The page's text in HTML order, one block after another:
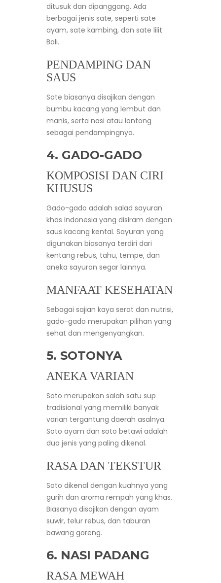
ditusuk dan dipanggang. Ada
berbagai jenis sate, seperti sate
ayam, sate kambing, dan sate lilit
Bali.
PENDAMPING DAN
SAUS
Sate biasanya disajikan dengan
bumbu kacang yang lembut dan
manis, serta nasi atau lontong
sebagai pendampingnya.
4. GADO-GADO
KOMPOSISI DAN CIRI
KHUSUS
Gado-gado adalah salad sayuran
khas Indonesia yang disiram dengan
saus kacang kental. Sayuran yang
digunakan biasanya terdiri dari
kentang rebus, tahu, tempe, dan
aneka sayuran segar lainnya.
MANFAAT KESEHATAN
Sebagai sajian kaya serat dan nutrisi,
gado-gado merupakan pilihan yang
sehat dan mengenyangkan.
5. SOTONYA
ANEKA VARIAN
Soto merupakan salah satu sup
tradisional yang memiliki banyak
varian tergantung daerah asalnya.
Soto ayam dan soto betawi adalah
dua jenis yang paling dikenal.
RASA DAN TEKSTUR
Soto dikenal dengan kuahnya yang
gurih dan aroma rempah yang khas.
Biasanya disajikan dengan ayam
suwir, telur rebus, dan taburan
bawang goreng.
6. NASI PADANG
RASA MEWAH